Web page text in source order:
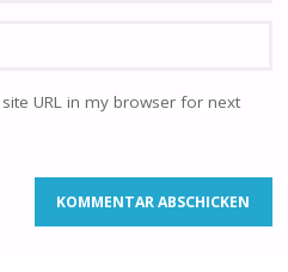
URL in my browser for next